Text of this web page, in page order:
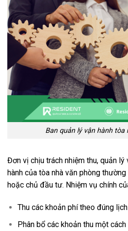
Ban quản lý vận hành tòa
Đơn vị chịu trách nhiệm thu, quản
hành của tòa nhà văn phòng
hoặc chủ đầu tư. Nhiệm vụ chính
Thu các khoản phí theo đúng
Phân bổ các khoản thu một